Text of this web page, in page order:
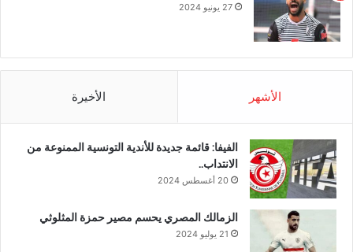
27 يونيو 2024
الأشهر الأخيرة
الفيفا: قائمة جديدة للأندية التونسية الممنوعة من
الانتداب..
20 أغسطس 2024
الزمالك المصري يحسم مصير حمزة المثلوثي
21 يوليو 2024